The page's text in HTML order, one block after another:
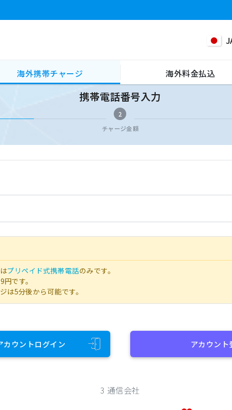
海外携帯チャージ 海外料金払込
携帯電話番号入力
2
チャージ金額
プリペイド式携帯電話のみです。
です。
は5分後から可能です。
カウントログイン アカウント
3 通信会社